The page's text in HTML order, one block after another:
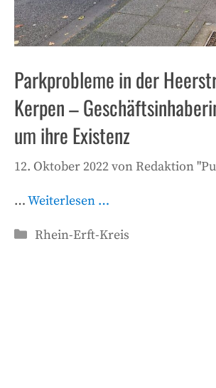
Parkprobleme in der
Kerpen –
um ihre Existenz
12. Oktober 2022von Redaktion
…Weiterlesen …
Kategorien
Rhein-Erft-Kreis